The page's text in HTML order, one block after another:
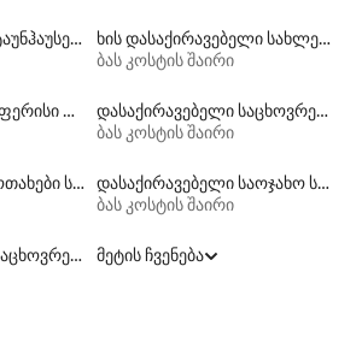
დასაქირავებელი ტაუნჰაუსები
ხის დასაქირავებელი სახლები
ბას კოსტის შაირი
ოჯახებისთვის შესაფერისი დასაქირავებელი საცხოვრებლები
დასაქირავებელი საცხოვრებლები საუზმით
ბას კოსტის შაირი
დასაქირავებელი ოთახები სააბაზანოთი
დასაქირავებელი საოჯახო სასტუმროები
ბას კოსტის შაირი
დასაქირავებელი საცხოვრებლები პლაჟზე გასასვლელით
მეტის ჩვენება